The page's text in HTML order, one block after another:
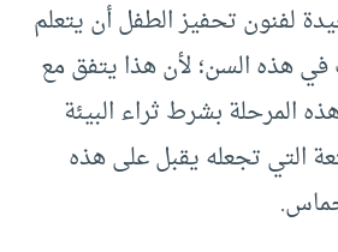
لفنون تحفيز الطفل أن يتعلم
هذه السن؛ لأن هذا يتفق مع
المرحلة بشرط ثراء البيئة
التي تجعله يقبل على هذه